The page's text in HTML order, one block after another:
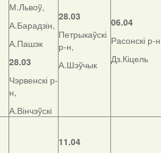
М.Львоў,
А.Барадзін,
А.Пашэк
28.03
Чэрвенскі р-
н,
А.Вінчэўскі
28.03
Петрыкаўскі
р-н,
А.Шэўчык
06.04
Расонскі р-
Дз.Кіцель
11.04